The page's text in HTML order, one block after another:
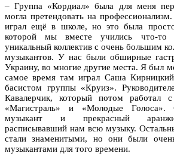
– Группа «Кордиал» была для меня
могла претендовать на
играл ещё в школе, но это была просто
которой мы вместе учились что-
уникальный коллектив с очень большим
музыкантов. У нас были обширные
Украину, во многие другие места. Я был
самое время там играл Саша
басистом группы «Круиз».
Кавалерчик, который потом работал
«Магистраль» и «Молодые
музыкант и прекрасный
расписывавший нам всю музыку.
стали знаменитыми, но они были
музыкантами для того времени.